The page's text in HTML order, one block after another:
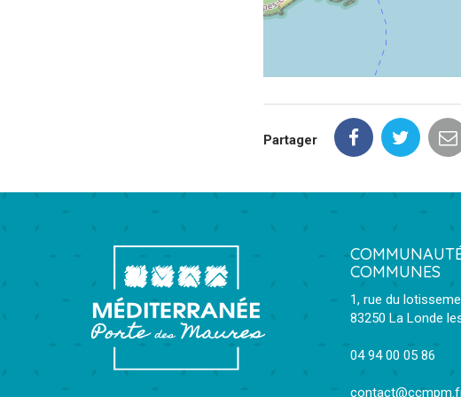
Partager
COMMUNES
1, rue du
83250 La Londe
04 94 00 05 86